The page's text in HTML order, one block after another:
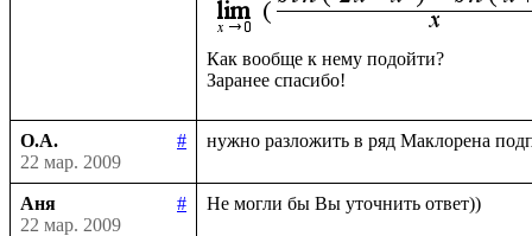
Как вообще к нему подойти?
О.А.
#
22 мар. 2009
Аня
#
22 мар. 2009